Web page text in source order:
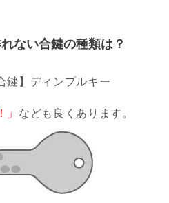
ない合鍵の種類は？
鍵】ディンプルキー
なども良くあります。